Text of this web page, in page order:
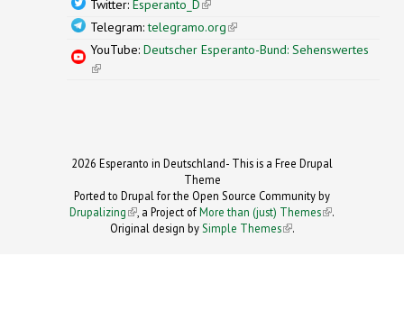
Twitter: Esperanto_D(link is external)
Telegram:telegramo.org(link is external)
YouTube: Deutscher Esperanto-Bund: Sehenswertes
(link is external)
2026 Esperanto in Deutschland- This is a Free Drupal
Theme
Ported to Drupal for the Open Source Community by
Drupalizing(link is external)
, a Project ofMore than (just) Themes (link is
.
Original design by Simple Themes
(link is
.